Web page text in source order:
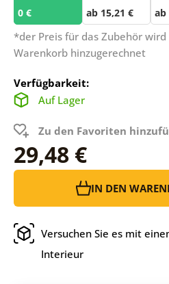
0 € ab 15,21 € ab
*der Preis für das Zubehör
Warenkorb hinzugerechnet
Verfügbarkeit:
Auf Lager
Zu den Favoriten
29,48 €
IN DEN
Versuchen Sie es mit
Interieur